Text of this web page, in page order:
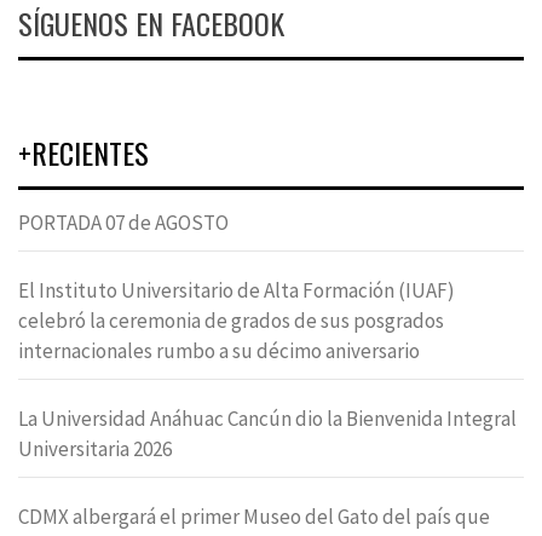
SÍGUENOS EN FACEBOOK
+RECIENTES
PORTADA 07 de AGOSTO
El Instituto Universitario de Alta Formación (IUAF)
celebró la ceremonia de grados de sus posgrados
internacionales rumbo a su décimo aniversario
La Universidad Anáhuac Cancún dio la Bienvenida Integral
Universitaria 2026
CDMX albergará el primer Museo del Gato del país que